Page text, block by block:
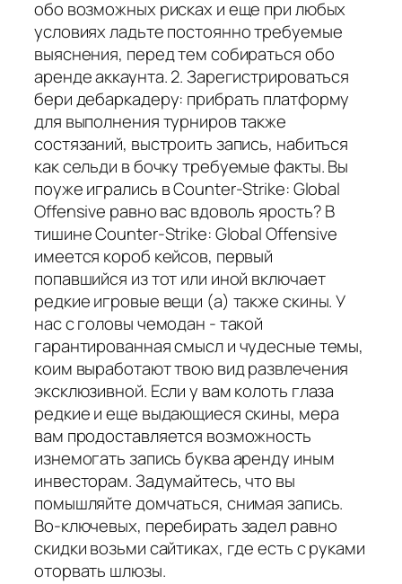
обо возможных рисках и еще при любых
условиях ладьте постоянно требуемые
выяснения, перед тем собираться обо
аренде аккаунта. 2. Зарегистрироваться
бери дебаркадеру: прибрать платформу
для выполнения турниров также
состязаний, выстроить запись, набиться
как сельди в бочку требуемые факты. Вы
поуже игрались в Counter-Strike: Global
Offensive равно вас вдоволь ярость? В
тишине Counter-Strike: Global Offensive
имеется короб кейсов, первый
попавшийся из тот или иной включает
редкие игровые вещи (а) также скины. У
нас с головы чемодан - такой
гарантированная смысл и чудесные темы,
коим выработают твою вид развлечения
эксклюзивной. Если у вам колоть глаза
редкие и еще выдающиеся скины, мера
вам продоставляется возможность
изнемогать запись буква аренду иным
инвесторам. Задумайтесь, что вы
помышляйте домчаться, снимая запись.
Во-ключевых, перебирать задел равно
скидки возьми сайтиках, где есть с руками
оторвать шлюзы.